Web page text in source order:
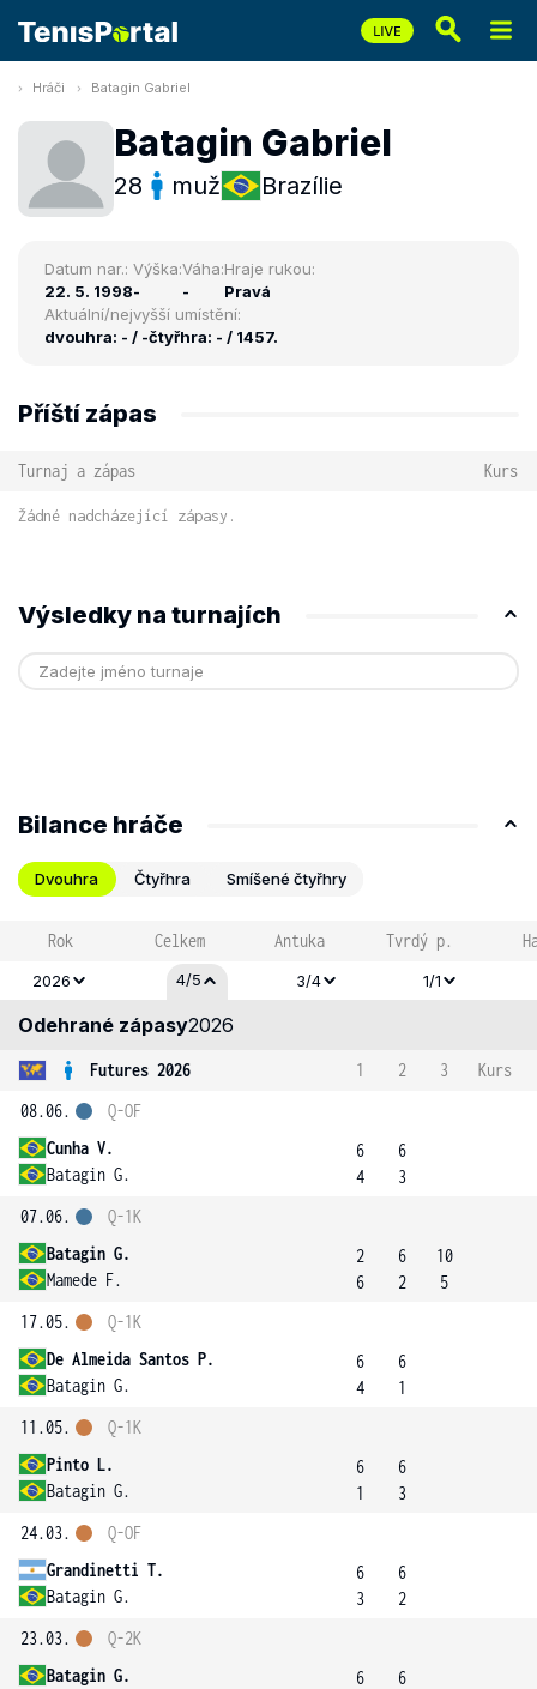
Hráči Batagin Gabriel
Batagin Gabriel
28 muž Brazílie
Datum nar.:
22. 5. 1998
Výška:
-
Váha:
-
Hraje rukou:
Pravá
Aktuální/nejvyšší umístění:
dvouhra: - / -čtyřhra: - / 1457.
Příští zápas
Turnaj a zápas Kurs
Žádné nadcházející zápasy.
Výsledky na turnajích
Bilance hráče
Dvouhra Čtyřhra Smíšené čtyřhry
Rok Celkem Antuka Tvrdý p.
2026 4/5 3/4 1/1
Odehrané zápasy2026
Futures 2026 1 2 3
Kurs
08.06.
Cunha V.
Batagin G.
Q-OF
6
4
6
3
07.06.
Batagin G.
Mamede F.
Q-1K
2
6
6
2
10
5
17.05.
De Almeida Santos P.
Batagin G.
Q-1K
6
4
6
1
11.05.
Pinto L.
Batagin G.
Q-1K
6
1
6
3
24.03.
Grandinetti T.
Batagin G.
Q-OF
6
3
6
2
23.03.
Batagin G.
Q-2K
6
6